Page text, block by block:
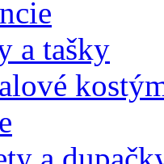
a tašky